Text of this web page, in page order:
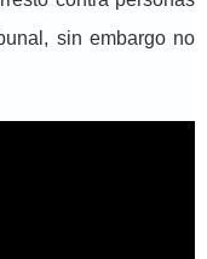
sin embargo no